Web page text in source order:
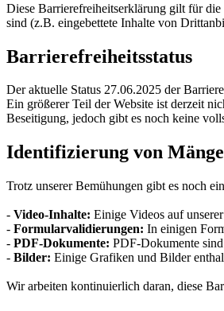
Diese Barrierefreiheitserklärung gilt für
sind (z.B. eingebettete Inhalte von
Barrierefreiheitsstatus
Der aktuelle Status 27.06.2025 der
Ein größerer Teil der Website ist derzeit
Beseitigung, jedoch gibt es noch keine
Identifizierung von
Trotz unserer Bemühungen gibt es noch
- Video-Inhalte: Einige Videos auf
- Formularvalidierungen: In einigen
- PDF-Dokumente: PDF-Dokumente
- Bilder: Einige Grafiken und Bilder
Wir arbeiten kontinuierlich daran, diese